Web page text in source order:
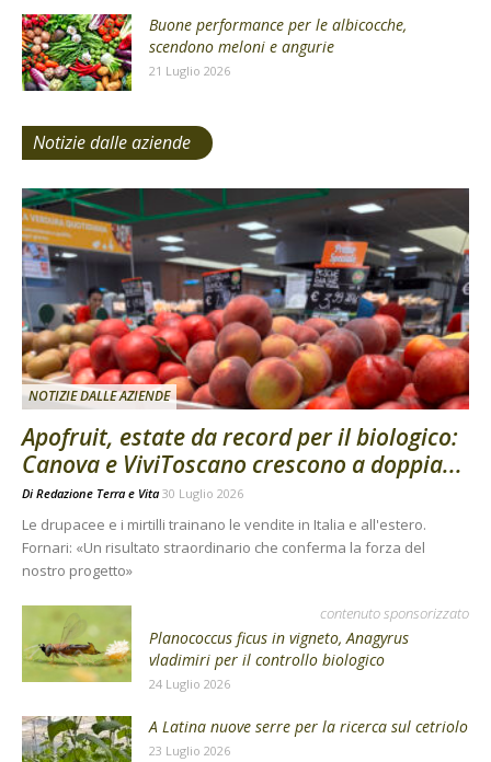
Buone performance per le albicocche,
scendono meloni e angurie
21 Luglio 2026
Notizie dalle aziende
NOTIZIE DALLE AZIENDE
Apofruit, estate da record per il biologico:
Canova e ViviToscano crescono a doppia...
Di Redazione Terra e Vita 30 Luglio 2026
Le drupacee e i mirtilli trainano le vendite in Italia e all'estero.
Fornari: «Un risultato straordinario che conferma la forza del
nostro progetto»
contenuto sponsorizzato
Planococcus ficus in vigneto, Anagyrus
vladimiri per il controllo biologico
24 Luglio 2026
A Latina nuove serre per la ricerca sul cetriolo
23 Luglio 2026